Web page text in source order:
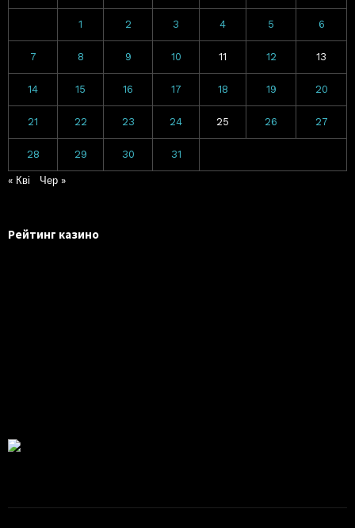
1 2 3 4 5 6
7 8 9 10 11 12 13
14 15 16 17 18 19 20
21 22 23 24 25 26 27
28 29 30 31
« Кві Чер »
Рейтинг казино